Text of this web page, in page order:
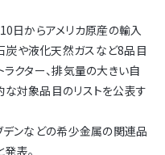
日からアメリカ原産の輸入
炭や液化天然ガスなど8品目
ラクター、排気量の大きい自
対象品目のリストを公表す
デンなどの希少金属の関連品
表。